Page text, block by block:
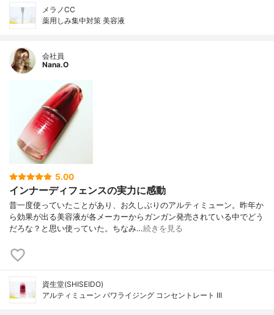
メラノCC
薬用しみ集中対策 美容液
会社員
Nana.O
5.00
インナーディフェンスの実力に感動
昔一度使っていたことがあり、お久しぶりのアルティミューン。昨年か
ら効果が出る美容液が各メーカーからガンガン発売されている中でどう
だろな？と思い使っていた。ちなみ…続きを見る
資生堂(SHISEIDO)
アルティミューン パワライジング コンセントレート III